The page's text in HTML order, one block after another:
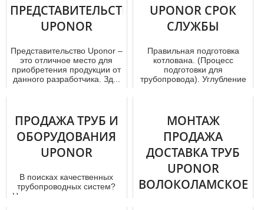
ПРЕДСТАВИТЕЛЬСТВО
UPONOR
Представительство Uponor –
это отличное место для
приобретения продукции от
данного разработчика. Зд...
UPONOR СРОК
СЛУЖБЫ
Правильная подготовка
котлована. (Процесс
подготовки для
тpубопровода). Углубление
ПРОДАЖА ТРУБ И
ОБОРУДОВАНИЯ
UPONOR
В поисках качественных
тpубопроводных систем?
Наша компания предлагает
МОНТАЖ
ПРОДАЖА
ДОСТАВКА ТРУБ
UPONOR
ВОЛОКОЛАМСКОЕ